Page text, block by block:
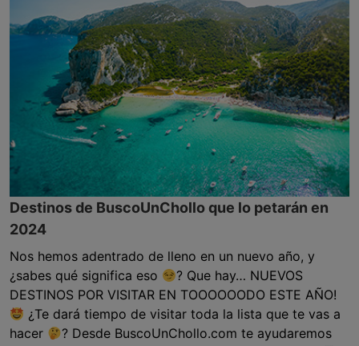
Destinos de BuscoUnChollo que lo petarán en
2024
Nos hemos adentrado de lleno en un nuevo año, y
¿sabes qué significa eso
? Que hay… NUEVOS
DESTINOS POR VISITAR EN TOOOOOODO ESTE AÑO!
¿Te dará tiempo de visitar toda la lista que te vas a
hacer
? Desde BuscoUnChollo.com te ayudaremos